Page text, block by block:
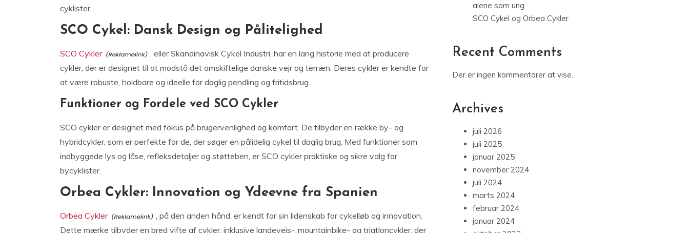
cyklister.
SCO Cykel: Dansk Design og Pålitelighed
SCO Cykler
, eller Skandinavisk Cykel Industri, har en lang historie med at producere
cykler, der er designet til at modstå det omskiftelige danske vejr og terræn. Deres cykler er kendte for
at være robuste, holdbare og ideelle for daglig pendling og fritidsbrug.
Funktioner og Fordele ved SCO Cykler
SCO cykler er designet med fokus på brugervenlighed og komfort. De tilbyder en række by- og
hybridcykler, som er perfekte for de, der søger en pålidelig cykel til daglig brug. Med funktioner som
indbyggede lys og låse, refleksdetaljer og støtteben, er SCO cykler praktiske og sikre valg for
bycyklister.
Orbea Cykler: Innovation og Ydeevne fra Spanien
Orbea Cykler
, på den anden hånd, er kendt for sin lidenskab for cykelløb og innovation.
Dette mærke tilbyder en bred vifte af cykler, inklusive landevejs-, mountainbike- og triatloncykler, der
alene som ung
SCO Cykel og Orbea Cykler
Recent Comments
Der er ingen kommentarer at vise.
Archives
juli 2026
juli 2025
januar 2025
november 2024
juli 2024
marts 2024
februar 2024
januar 2024